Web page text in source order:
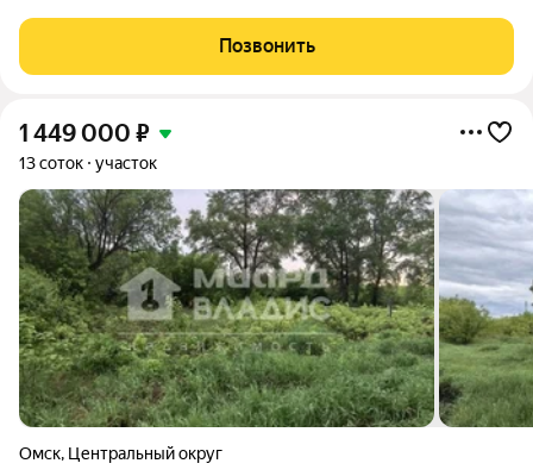
Расстояние до г. Омска 17 км. Село газифицировано и
подведен центральный водопровод. До
Позвонить
1 449 000 ₽
13 соток участок
Омск, Центральный округ